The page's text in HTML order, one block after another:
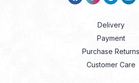
Delivery
Payment
Purchase Returns
Customer Care